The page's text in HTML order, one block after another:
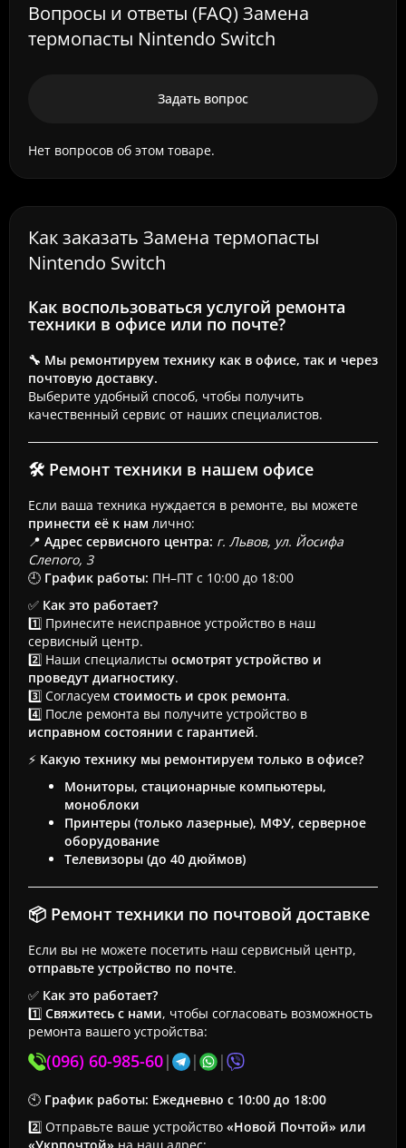
Вопросы и ответы (FAQ) Замена
термопасты Nintendo Switch
Задать вопрос
Нет вопросов об этом товаре.
Как заказать Замена термопасты
Nintendo Switch
Как воспользоваться услугой ремонта
техники в офисе или по почте?
🔧 Мы ремонтируем технику как в офисе, так и через
почтовую доставку.
Выберите удобный способ, чтобы получить
качественный сервис от наших специалистов.
🛠 Ремонт техники в нашем офисе
Если ваша техника нуждается в ремонте, вы можете
принести её к нам лично:
📍 Адрес сервисного центра: г. Львов, ул. Йосифа
Слепого, 3
🕘 График работы: ПН–ПТ с 10:00 до 18:00
✅ Как это работает?
1️⃣ Принесите неисправное устройство в наш
сервисный центр.
2️⃣ Наши специалисты осмотрят устройство и
проведут диагностику.
3️⃣ Согласуем стоимость и срок ремонта.
4️⃣ После ремонта вы получите устройство в
исправном состоянии с гарантией.
⚡ Какую технику мы ремонтируем только в офисе?
Мониторы, стационарные компьютеры,
моноблоки
Принтеры (только лазерные), МФУ, серверное
оборудование
Телевизоры (до 40 дюймов)
📦 Ремонт техники по почтовой доставке
Если вы не можете посетить наш сервисный центр,
отправьте устройство по почте.
✅ Как это работает?
1️⃣ Свяжитесь с нами, чтобы согласовать возможность
ремонта вашего устройства:
(096) 60-985-60| | |
🕙 График работы: Ежедневно с 10:00 до 18:00
2️⃣ Отправьте ваше устройство «Новой Почтой» или